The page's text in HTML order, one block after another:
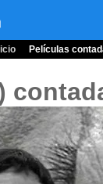
Películas